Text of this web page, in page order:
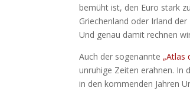
bemüht ist, den Euro stark
Griechenland oder Irland
Und genau damit rechnen
Auch der sogenannte „Atlas
unruhige Zeiten erahnen. In
in den kommenden Jahren